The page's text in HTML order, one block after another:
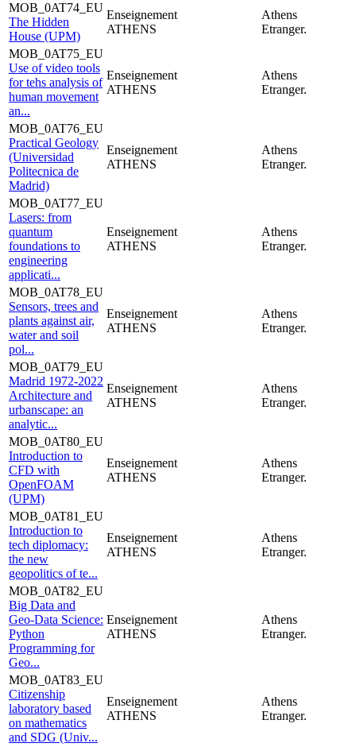
MOB_0AT74_EU
The Hidden
House (UPM)
Enseignement
ATHENS
Athens
Etranger.
MOB_0AT75_EU
Use of video tools
for tehs analysis of
human movement
an...
Enseignement
ATHENS
Athens
Etranger.
MOB_0AT76_EU
Practical Geology
(Universidad
Politecnica de
Madrid)
Enseignement
ATHENS
Athens
Etranger.
MOB_0AT77_EU
Lasers: from
quantum
foundations to
engineering
applicati...
Enseignement
ATHENS
Athens
Etranger.
MOB_0AT78_EU
Sensors, trees and
plants against air,
water and soil
pol...
Enseignement
ATHENS
Athens
Etranger.
MOB_0AT79_EU
Madrid 1972-2022
Architecture and
urbanscape: an
analytic...
Enseignement
ATHENS
Athens
Etranger.
MOB_0AT80_EU
Introduction to
CFD with
OpenFOAM
(UPM)
Enseignement
ATHENS
Athens
Etranger.
MOB_0AT81_EU
Introduction to
tech diplomacy:
the new
geopolitics of te...
Enseignement
ATHENS
Athens
Etranger.
MOB_0AT82_EU
Big Data and
Geo-Data Science:
Python
Programming for
Geo...
Enseignement
ATHENS
Athens
Etranger.
MOB_0AT83_EU
Citizenship
laboratory based
on mathematics
and SDG (Univ...
Enseignement
ATHENS
Athens
Etranger.